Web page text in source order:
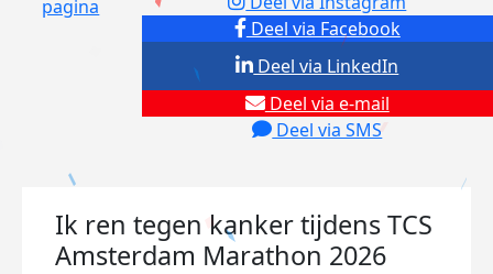
pagina
Deel via Facebook
Deel via e-mail
Deel via SMS
Deel via LinkedIn
Ik ren tegen kanker tijdens TCS
Amsterdam Marathon 2026